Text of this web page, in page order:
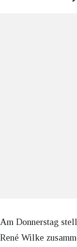
Am Donnerstag
René Wilke